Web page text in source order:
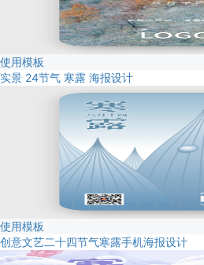
使用模板
实景 24节气 寒露 海报设计
使用模板
创意文艺二十四节气寒露手机海报设计